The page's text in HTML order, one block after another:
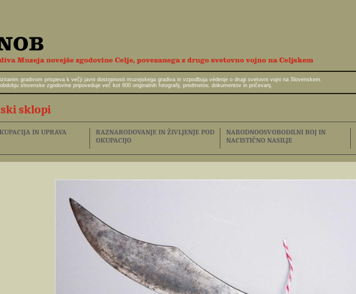
gradivom prispeva k večji javni dostopnosti muzejskega gradiva in vzpodbuja védenje o drugi svetovni vojni na Slovenskem.
slovenske zgodovine pripoveduje več kot 600 originalnih fotografij, predmetov, dokumentov in pričevanj.
sklopi
IN UPRAVA
RAZNARODOVANJE IN ŽIVLJENJE POD
OKUPACIJO
NARODNOOSVOBODILNI BOJ IN
NACISTIČNO NASILJE